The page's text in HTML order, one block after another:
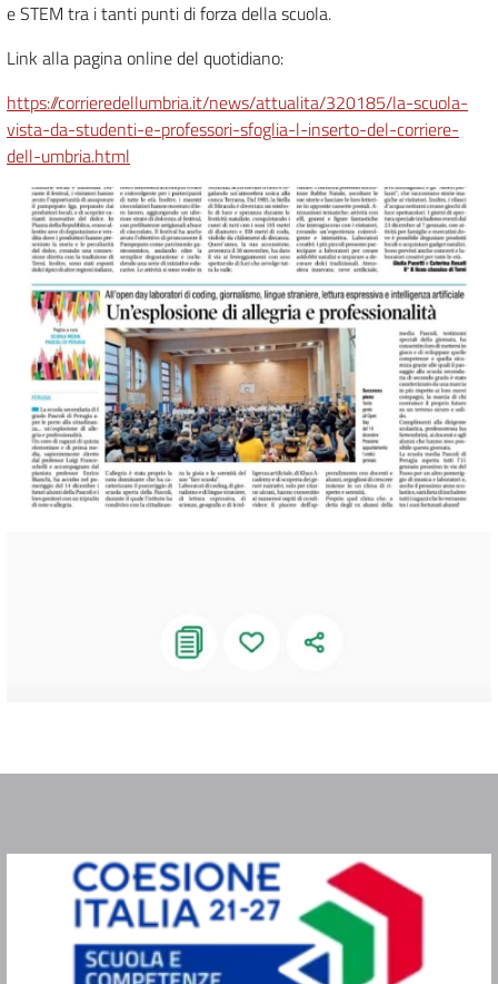
e STEM tra i tanti punti di forza della scuola.
Link alla pagina online del quotidiano:
https://corrieredellumbria.it/news/attualita/320185/la-scuola-
vista-da-studenti-e-professori-sfoglia-l-inserto-del-corriere-
dell-umbria.html